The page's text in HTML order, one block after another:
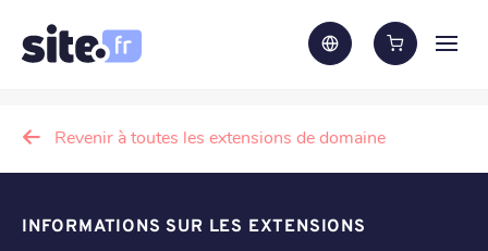
Revenir à toutes les extensions de domaine
INFORMATIONS SUR LES EXTENSIONS